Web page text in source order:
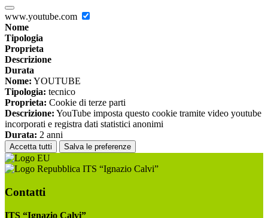
www.youtube.com
Nome
Tipologia
Proprieta
Descrizione
Durata
Nome: YOUTUBE
Tipologia: tecnico
Proprieta: Cookie di terze parti
Descrizione: YouTube imposta questo cookie tramite video youtube
incorporati e registra dati statistici anonimi
Durata: 2 anni
Accetta tutti Salva le preferenze
ITS “Ignazio Calvi”
Contatti
ITS “Ignazio Calvi”